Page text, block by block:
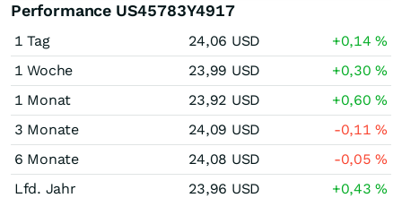
Performance US45783Y4917
1 Tag 24,06 USD +0,14%
1 Woche
23,99 USD +0,30%
1 Monat
23,92 USD +0,60%
3 Monate
24,09 USD -0,11%
6 Monate
24,08 USD -0,05%
Lfd. Jahr
23,96 USD +0,43%